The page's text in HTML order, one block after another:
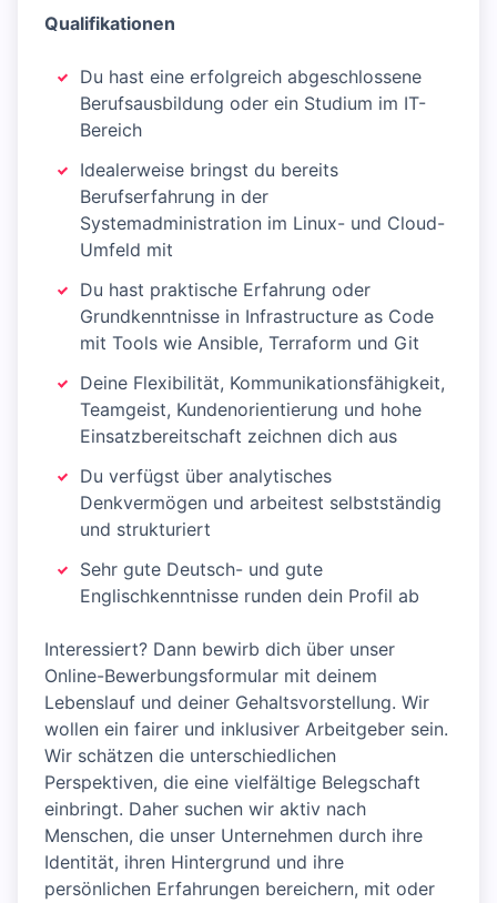
Qualifikationen
Du hast eine erfolgreich abgeschlossene
Berufsausbildung oder ein Studium im IT-
Bereich
Idealerweise bringst du bereits
Berufserfahrung in der
Systemadministration im Linux- und Cloud-
Umfeld mit
Du hast praktische Erfahrung oder
Grundkenntnisse in Infrastructure as Code
mit Tools wie Ansible, Terraform und Git
Deine Flexibilität, Kommunikationsfähigkeit,
Teamgeist, Kundenorientierung und hohe
Einsatzbereitschaft zeichnen dich aus
Du verfügst über analytisches
Denkvermögen und arbeitest selbstständig
und strukturiert
Sehr gute Deutsch- und gute
Englischkenntnisse runden dein Profil ab
Interessiert? Dann bewirb dich über unser
Online-Bewerbungsformular mit deinem
Lebenslauf und deiner Gehaltsvorstellung. Wir
wollen ein fairer und inklusiver Arbeitgeber sein.
Wir schätzen die unterschiedlichen
Perspektiven, die eine vielfältige Belegschaft
einbringt. Daher suchen wir aktiv nach
Menschen, die unser Unternehmen durch ihre
Identität, ihren Hintergrund und ihre
persönlichen Erfahrungen bereichern, mit oder